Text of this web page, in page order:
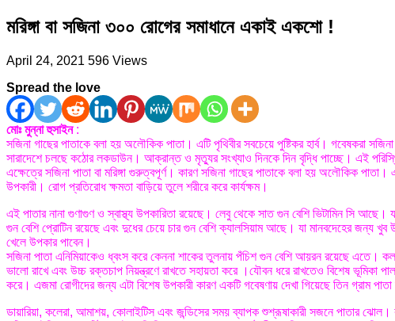
মরিঙ্গা বা সজিনা ৩০০ রোগের সমাধানে একাই একশো !
April 24, 2021 596 Views
Spread the love
মোঃ মুন্না হুসাইন:
সজিনা গাছের পাতাকে বলা হয় অলৌকিক পাতা। এটি পৃথিবীর সবচেয়ে পুষ্টিকর হার্ব। গবেষকরা
সারাদেশে চলছে কঠোর লকডাউন। আক্রান্ত ও মৃত্যুর সংখ্যাও দিনকে দিন বৃদ্ধি পাচ্ছে। এই
এক্ষেত্রে সজিনা পাতা বা মরিঙ্গা গুরুত্বপূর্ণ। কারণ সজিনা গাছের পাতাকে বলা হয় অলৌকিক পাতা।
উপকারী। রোগ প্রতিরোধ ক্ষমতা বাড়িয়ে তুলে শরীরে করে কার্যক্ষম।
এই পাতার নানা গুণাগুণ ও স্বাস্থ্য উপকারিতা রয়েছে। লেবু থেকে সাত গুন বেশি ভিটামিন সি আছে।
গুন বেশি প্রোটিন রয়েছে এবং দুধের চেয়ে চার গুন বেশি ক্যালসিয়াম আছে। যা মানবদেহের জন্য
খেলে উপকার পাবেন।
সজিনা পাতা এনিমিয়াকেও ধ্বংস করে কেননা শাকের তুলনায় পঁচিশ গুন বেশি আয়রন রয়েছে এতে।
ভালো রাখে এবং উচ্চ রক্তচাপ নিয়ন্ত্রণে রাখতে সহায়তা করে ।যৌবন ধরে রাখতেও বিশেষ ভূমিকা
করে। এজমা রোগীদের জন্য এটা বিশেষ উপকারী কারণ একটি গবেষণায় দেখা গিয়েছে তিন গ্রাম
ডায়ারিয়া, কলেরা, আমাশয়, কোলাইটিস এবং জন্ডিসের সময় ব্যাপক শুশ্রূষাকারী সজনে পাতার